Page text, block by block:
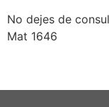
No dejes de
Mat 1646